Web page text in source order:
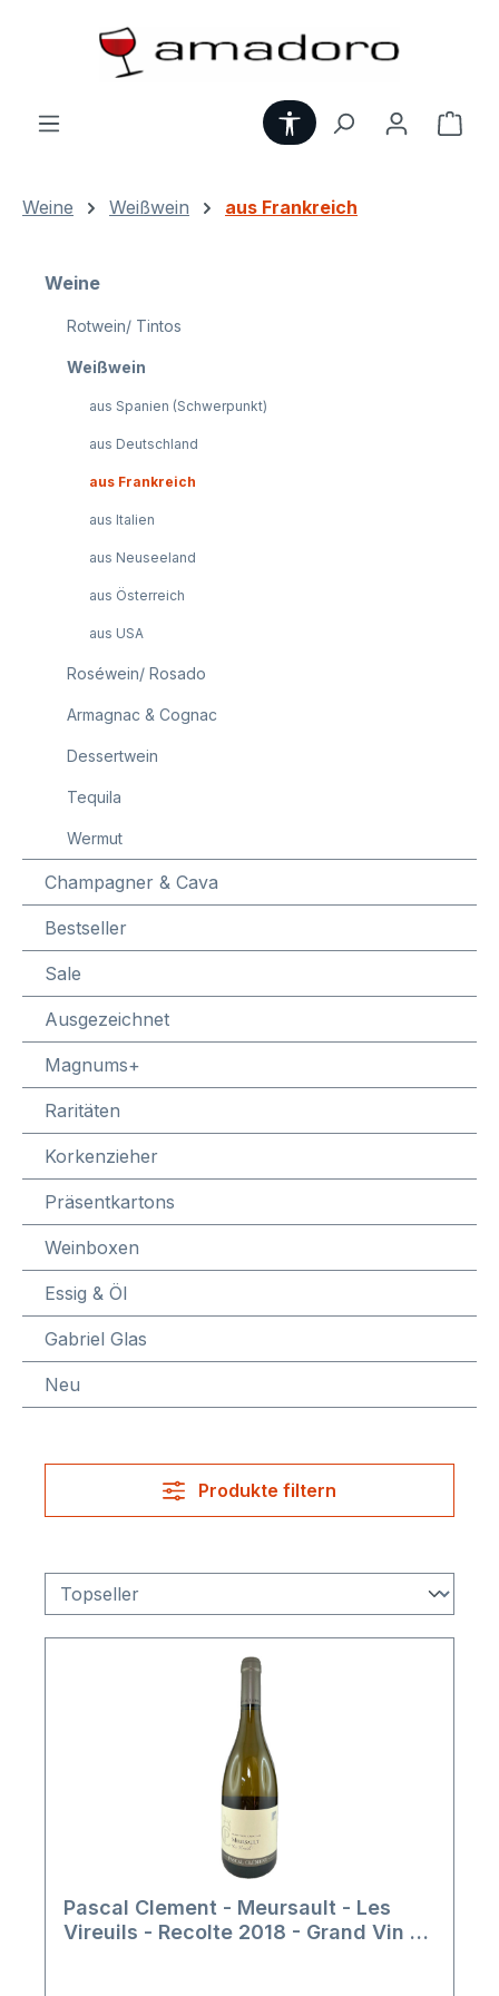
Zum Hauptinhalt springen
Werkzeugleiste
Weine Weißwein aus Frankreich
Weine
Rotwein/ Tintos
Weißwein
aus Spanien (Schwerpunkt)
aus Deutschland
aus Frankreich
aus Italien
aus Neuseeland
aus Österreich
aus USA
Roséwein/ Rosado
Armagnac & Cognac
Dessertwein
Tequila
Wermut
Champagner & Cava
Bestseller
Sale
Ausgezeichnet
Magnums+
Raritäten
Korkenzieher
Präsentkartons
Weinboxen
Essig & Öl
Gabriel Glas
Neu
Produkte filtern
Pascal Clement - Meursault - Les
Vireuils - Recolte 2018 - Grand Vin de